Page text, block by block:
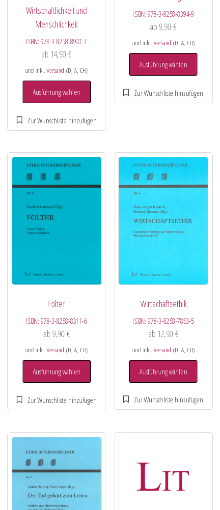
Wirtschaftlichkeit und
Menschlichkeit
ISBN:978-3-8258-8901-7
ab 14,90€
und inkl.Versand (D, A, CH)
Ausführung wählen
ISBN: 978-3-8258-8394-9
ab 9,90€
und inkl. Versand (D, A, CH)
Ausführung wählen
Folter
ISBN:978-3-8258-8311-6
ab 9,90 €
und inkl.Versand (D, A, CH)
Ausführung wählen
Wirtschaftsethik
ISBN: 978-3-8258-7863-5
ab 12,90 €
und inkl. Versand (D, A, CH)
Ausführung wählen